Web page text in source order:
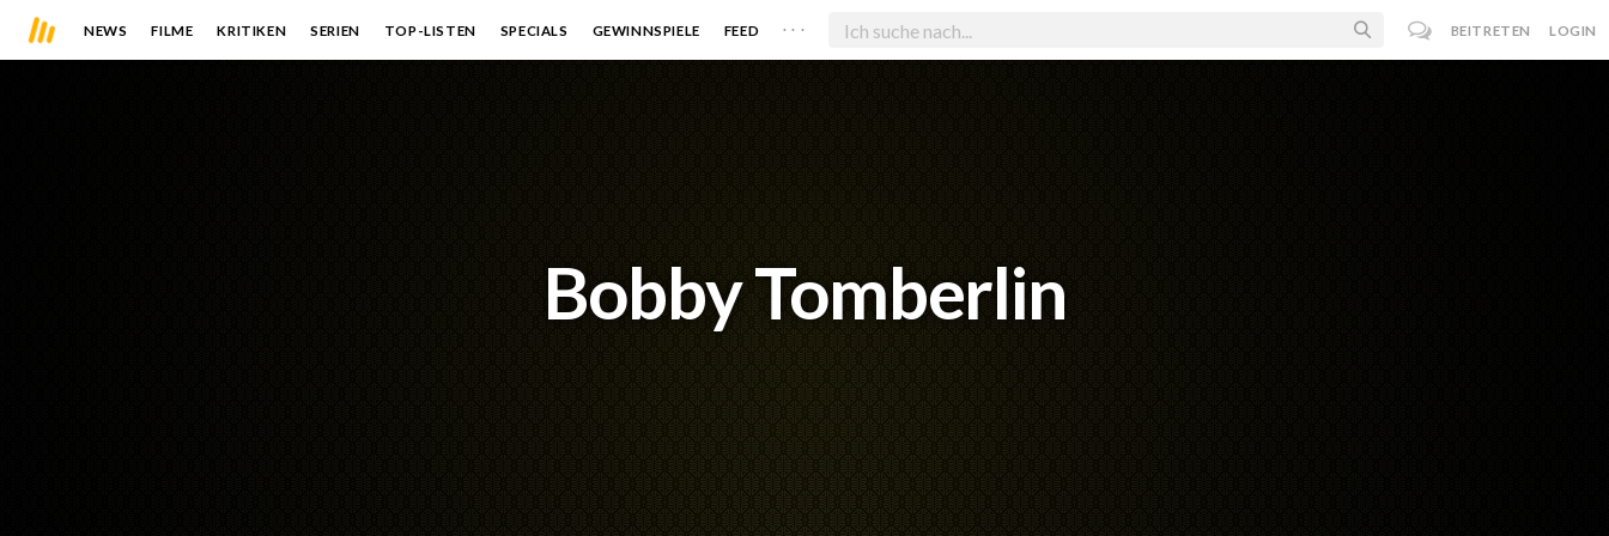
NEWS FILME KRITIKEN SERIEN TOP-LISTEN SPECIALS GEWINNSPIELE FEED . . . BEITRETEN LOGIN
Bobby Tomberlin